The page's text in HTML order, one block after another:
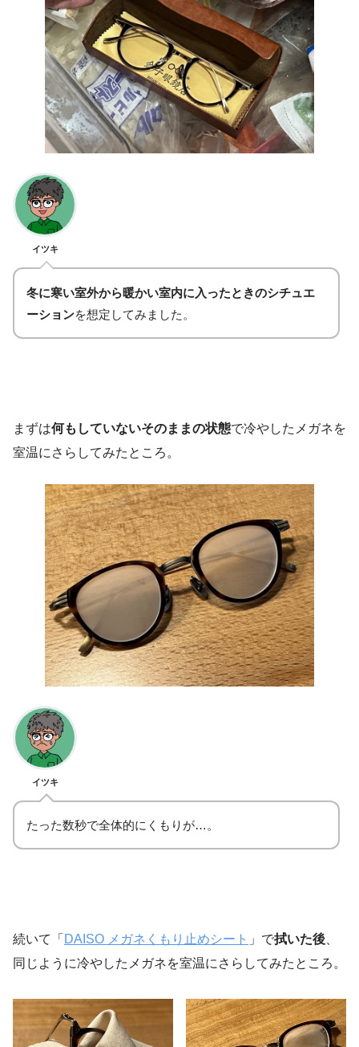
イツキ
冬に寒い室外から暖かい室内に入ったときのシチュエ
ーションを想定してみました。
まずは何もしていないそのままの状態で冷やしたメガネを
室温にさらしてみたところ。
イツキ
たった数秒で全体的にくもりが…。
続いて「 DAISO メガネくもり止めシート 」で拭いた後
同じように冷やしたメガネを室温にさらしてみたところ。